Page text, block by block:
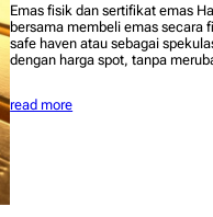
Emas fisik dan sertifikat emas
bersama membeli emas secara
safe haven atau sebagai
dengan harga spot, tanpa
read more